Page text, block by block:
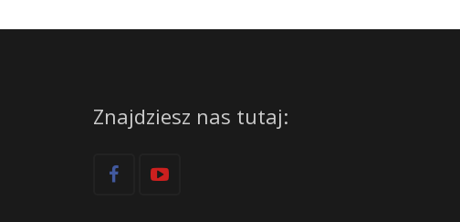
Znajdziesz nas tutaj: